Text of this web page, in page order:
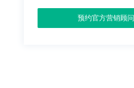
预约官方营销顾问